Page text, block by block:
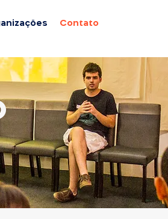
Contato